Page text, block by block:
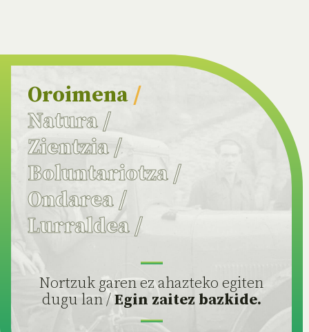
Oroimena /
Natura/
Zientzia /
Boluntariotza/
Ondarea/
Lurraldea/
Nortzuk garen ez ahazteko egiten
dugu lan /Egin zaitez bazkide.